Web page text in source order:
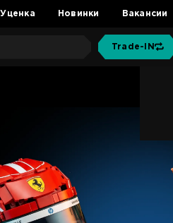
Уценка Новинки Вакансии
Trade-IN